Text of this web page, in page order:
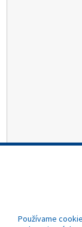
Používame